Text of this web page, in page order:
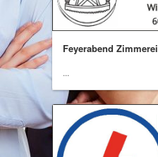
Feyerabend Zimmerei
...